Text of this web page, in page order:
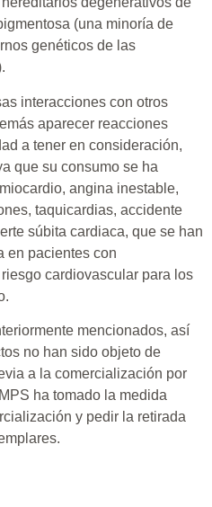
(una minoría de
genéticos de las
interacciones con otros
aparecer reacciones
a tener en consideración,
que su consumo se ha
angina inestable,
taquicardias, accidente
súbita cardiaca, que se han
en pacientes con
cardiovascular para los
mencionados, así
no han sido objeto de
a la comercialización por
ha tomado la medida
y pedir la retirada